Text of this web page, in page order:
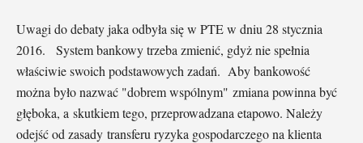
Uwagi do debaty jaka odbyła się w PTE w dniu 28 stycznia
2016. System bankowy trzeba zmienić, gdyż nie spełnia
właściwie swoich podstawowych zadań. Aby bankowość
można było nazwać "dobrem wspólnym" zmiana powinna być
głęboka, a skutkiem tego, przeprowadzana etapowo. Należy
odejść od zasady transferu ryzyka gospodarczego na klienta